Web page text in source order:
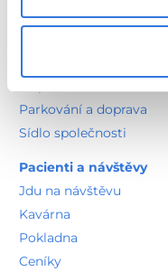
Poradna
Parkování a doprava
Sídlo společnosti
Pacienti a návštěvy
Jdu na návštěvu
Kavárna
Pokladna
Ceníky